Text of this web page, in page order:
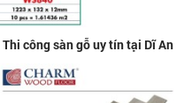
Thi công sàn gỗ uy tín tại Dĩ An